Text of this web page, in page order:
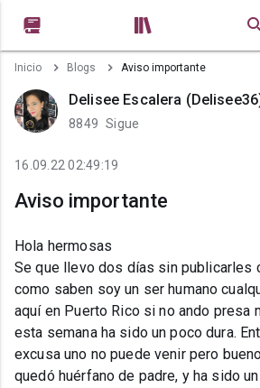
Inicio Blogs Aviso importante
Delisee Escalera
8849 Sigue
16.09.22 02:49:19
Aviso importante
Hola hermosas
Se que llevo dos días sin publicarles
como saben soy un ser humano
aquí en Puerto Rico si no ando presa
esta semana ha sido un poco dura.
excusa uno no puede venir pero
quedó huérfano de padre, y ha sido